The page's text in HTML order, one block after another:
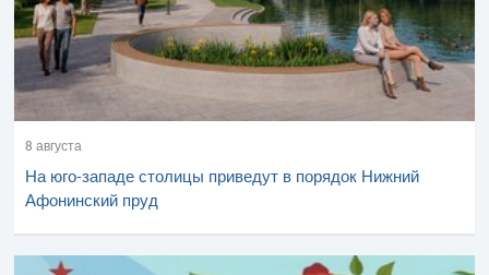
8 августа
На юго-западе столицы приведут в порядок Нижний
Афонинский пруд